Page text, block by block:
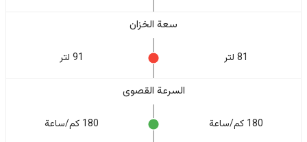
سعة الخزان
81 لتر 91 لتر
السرعة القصوى
180 كم/ساعة 180 كم/ساعة